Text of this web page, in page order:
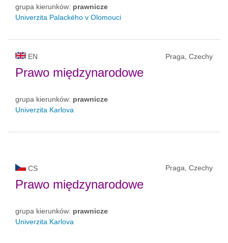
grupa kierunków: prawnicze
Univerzita Palackého v Olomouci
EN Praga, Czechy
Prawo międzynarodowe
grupa kierunków: prawnicze
Univerzita Karlova
CS Praga, Czechy
Prawo międzynarodowe
grupa kierunków: prawnicze
Univerzita Karlova